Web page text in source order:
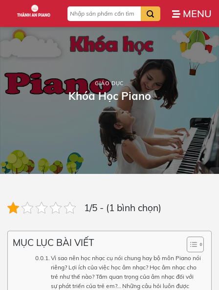
nội
dung
Tìm
kiếm:
GIÁO DỤC
Khóa Học Piano
1/5 - (1 bình chọn)
MỤC LỤC BÀI VIẾT
Vì sao nên học nhạc cụ nói chung hay bộ môn Piano nói
riêng? Lợi ích của việc học âm nhạc? Học âm nhạc cho
trẻ như thế nào? Tầm quan trọng của âm nhạc đối với
sự phát triển của trẻ em?… Những câu hỏi luôn được